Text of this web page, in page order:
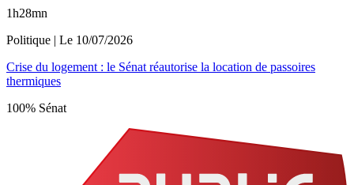
1h28mn
Politique | Le 10/07/2026
Crise du logement : le Sénat réautorise la location de passoires
thermiques
100% Sénat